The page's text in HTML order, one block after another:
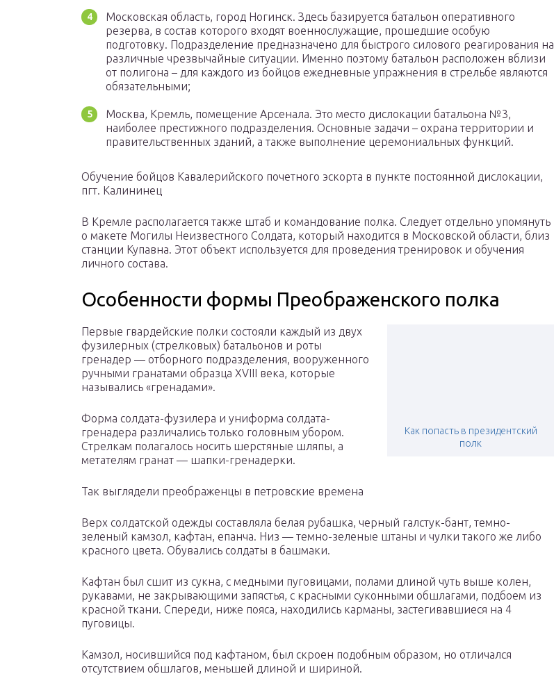
Московская область, город Ногинск. Здесь базируется батальон оперативного
резерва, в состав которого входят военнослужащие, прошедшие особую
подготовку. Подразделение предназначено для быстрого силового реагирования на
различные чрезвычайные ситуации. Именно поэтому батальон расположен вблизи
от полигона – для каждого из бойцов ежедневные упражнения в стрельбе являются
обязательными;
Москва, Кремль, помещение Арсенала. Это место дислокации батальона №3,
наиболее престижного подразделения. Основные задачи – охрана территории и
правительственных зданий, а также выполнение церемониальных функций.
Обучение бойцов Кавалерийского почетного эскорта в пункте постоянной дислокации,
пгт. Калининец
В Кремле располагается также штаб и командование полка. Следует отдельно упомянуть
о макете Могилы Неизвестного Солдата, который находится в Московской области, близ
станции Купавна. Этот объект используется для проведения тренировок и обучения
личного состава.
Особенности формы Преображенского полка
Как попасть в президентский
полк
Первые гвардейские полки состояли каждый из двух
фузилерных (стрелковых) батальонов и роты
гренадер — отборного подразделения, вооруженного
ручными гранатами образца XVIII века, которые
назывались «гренадами».
Форма солдата-фузилера и униформа солдата-
гренадера различались только головным убором.
Стрелкам полагалось носить шерстяные шляпы, а
метателям гранат — шапки-гренадерки.
Так выглядели преображенцы в петровские времена
Верх солдатской одежды составляла белая рубашка, черный галстук-бант, темно-
зеленый камзол, кафтан, епанча. Низ — темно-зеленые штаны и чулки такого же либо
красного цвета. Обувались солдаты в башмаки.
Кафтан был сшит из сукна, с медными пуговицами, полами длиной чуть выше колен,
рукавами, не закрывающими запястья, с красными суконными обшлагами, подбоем из
красной ткани. Спереди, ниже пояса, находились карманы, застегивавшиеся на 4
пуговицы.
Камзол, носившийся под кафтаном, был скроен подобным образом, но отличался
отсутствием обшлагов, меньшей длиной и шириной.